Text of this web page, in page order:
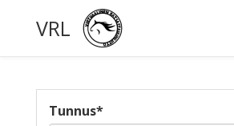
VRL
Tunnus*